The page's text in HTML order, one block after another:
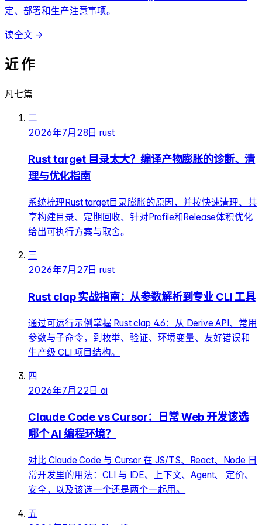
定、部署和生产注意事项。
读全文 →
近 作
凡七篇
二
2026年7月28日rust
Rust target 目录太大？编译产物膨胀的诊断、清
理与优化指南
系统梳理Rust target目录膨胀的原因，并按快速清理、共
享构建目录、定期回收、针对Profile和Release体积优化
给出可执行方案与取舍。
三
2026年7月27日rust
Rust clap 实战指南：从参数解析到专业 CLI 工具
通过可运行示例掌握 Rust clap 4.6：从 Derive API、常用
参数与子命令，到枚举、验证、环境变量、友好错误和
生产级 CLI 项目结构。
四
2026年7月22日ai
Claude Code vs Cursor：日常 Web 开发该选
哪个 AI 编程环境？
对比 Claude Code 与 Cursor 在 JS/TS、React、Node 日
常开发里的用法：CLI 与 IDE、上下文、Agent、 定价、
安全，以及该选一个还是两个一起用。
五